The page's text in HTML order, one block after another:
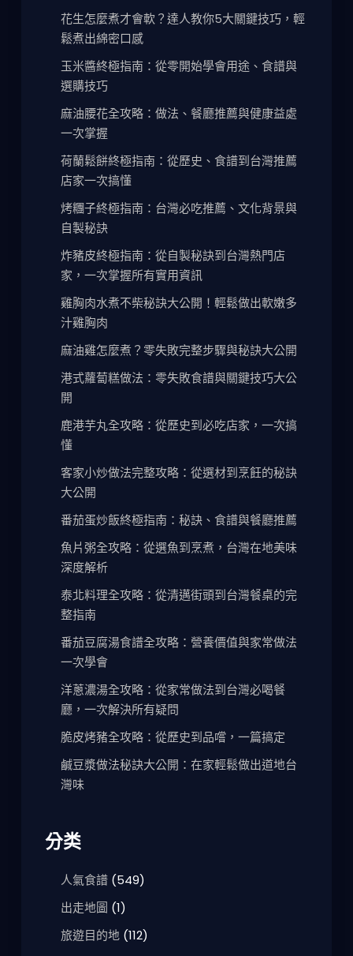
花生怎麼煮才會軟？達人教你5大關鍵技巧，輕
鬆煮出綿密口感
玉米醬終極指南：從零開始學會用途、食譜與
選購技巧
麻油腰花全攻略：做法、餐廳推薦與健康益處
一次掌握
荷蘭鬆餅終極指南：從歷史、食譜到台灣推薦
店家一次搞懂
烤糰子終極指南：台灣必吃推薦、文化背景與
自製秘訣
炸豬皮終極指南：從自製秘訣到台灣熱門店
家，一次掌握所有實用資訊
雞胸肉水煮不柴秘訣大公開！輕鬆做出軟嫩多
汁雞胸肉
麻油雞怎麼煮？零失敗完整步驟與秘訣大公開
港式蘿蔔糕做法：零失敗食譜與關鍵技巧大公
開
鹿港芋丸全攻略：從歷史到必吃店家，一次搞
懂
客家小炒做法完整攻略：從選材到烹飪的秘訣
大公開
番茄蛋炒飯終極指南：秘訣、食譜與餐廳推薦
魚片粥全攻略：從選魚到烹煮，台灣在地美味
深度解析
泰北料理全攻略：從清邁街頭到台灣餐桌的完
整指南
番茄豆腐湯食譜全攻略：營養價值與家常做法
一次學會
洋蔥濃湯全攻略：從家常做法到台灣必喝餐
廳，一次解決所有疑問
脆皮烤豬全攻略：從歷史到品嚐，一篇搞定
鹹豆漿做法秘訣大公開：在家輕鬆做出道地台
灣味
分类
人氣食譜(549)
出走地圖 (1)
旅遊目的地(112)